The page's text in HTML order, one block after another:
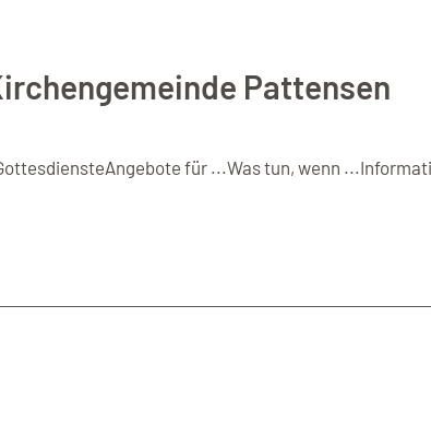
Pattensen
Angebote für ...Was tun, wenn ...